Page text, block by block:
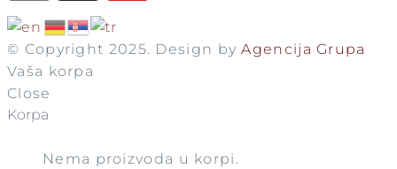
© Copyright 2025. Design byAgencija Grupa
Vaša korpa
Close
Korpa
Nema proizvoda u korpi.